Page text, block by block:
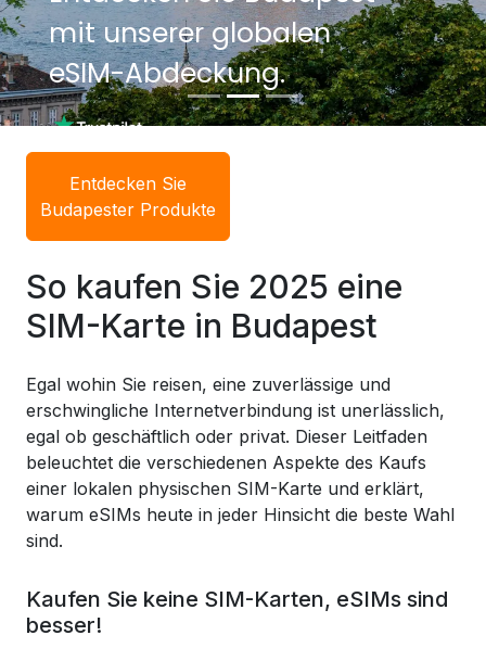
mit unserer globalen
eSIM-Abdeckung.
mit unserer globalen
eSIM-Abdeckung.
Entdecken Sie
Budapester Produkte
So kaufen Sie 2025 eine
SIM-Karte in Budapest
Egal wohin Sie reisen, eine zuverlässige und
erschwingliche Internetverbindung ist unerlässlich,
egal ob geschäftlich oder privat. Dieser Leitfaden
beleuchtet die verschiedenen Aspekte des Kaufs
einer lokalen physischen SIM-Karte und erklärt,
warum eSIMs heute in jeder Hinsicht die beste Wahl
sind.
Kaufen Sie keine SIM-Karten, eSIMs sind
besser!